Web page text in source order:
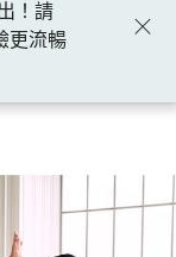
！請
更流暢